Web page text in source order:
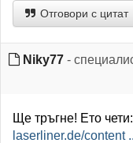
Отговори с цитат
Niky77 -
Ще тръгне! Ето чети:
laserliner.de/content